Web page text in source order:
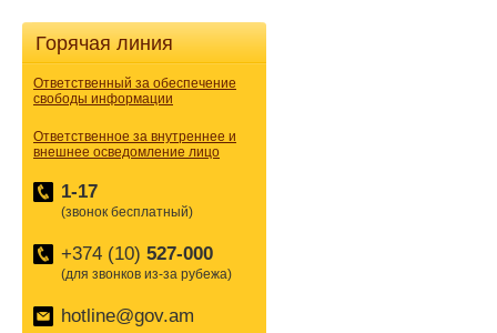
Горячая линия
Ответственный за обеспечение
свободы информации
Ответственное за внутреннее и
внешнее осведомление лицо
1-17
(звонок бесплатный)
+374 (10) 527-000
(для звонков из-за рубежа)
hotline@gov.am